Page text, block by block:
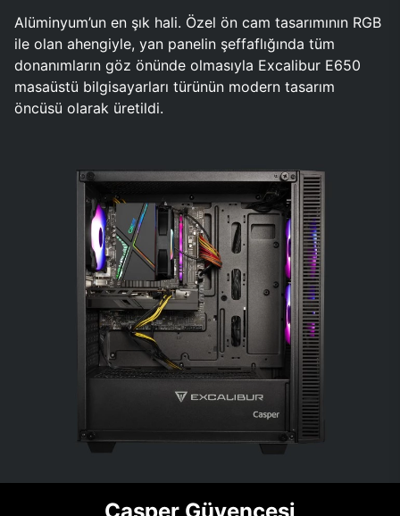
Alüminyum’un en şık hali. Özel ön cam tasarımının RGB
ile olan ahengiyle, yan panelin şeffaflığında tüm
donanımların göz önünde olmasıyla Excalibur E650
masaüstü bilgisayarları türünün modern tasarım
öncüsü olarak üretildi.